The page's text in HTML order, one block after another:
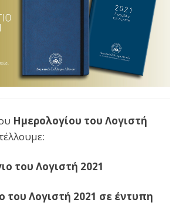
Ημερολογίου του Λογιστή
του Λογιστή 2021
του Λογιστή 2021 σε έντυπη